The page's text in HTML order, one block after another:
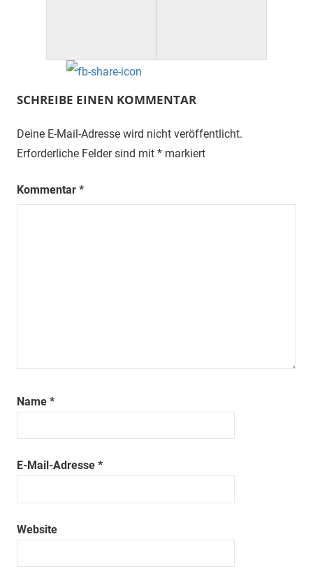
SCHREIBE EINEN KOMMENTAR
Deine E-Mail-Adresse wird nicht veröffentlicht.
Erforderliche Felder sind mit * markiert
Kommentar *
Name *
E-Mail-Adresse *
Website